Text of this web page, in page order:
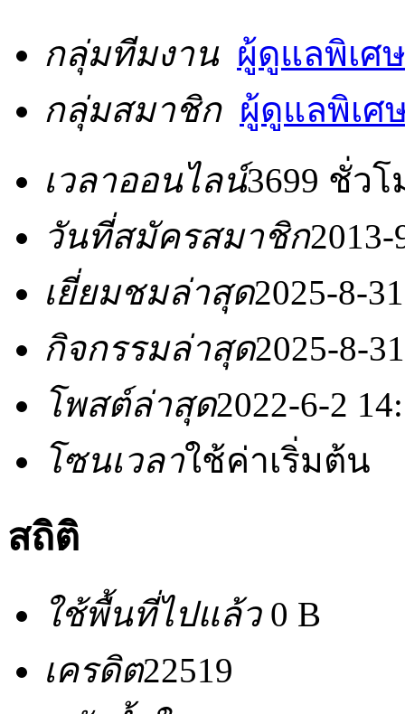
กลุ่มทีมงาน ผู้ดูแลพิเศษ
กลุ่มสมาชิก ผู้ดูแลพิเศ
เวลาออนไลน์3699 ชั่วโ
วันที่สมัครสมาชิก2013-
เยี่ยมชมล่าสุด2025-8-
กิจกรรมล่าสุด2025-8-
โพสต์ล่าสุด2022-6-2
โซนเวลาใช้ค่าเริ่มต้น
สถิติ
ใช้พื้นที่ไปแล้ว0 B
เครดิต22519